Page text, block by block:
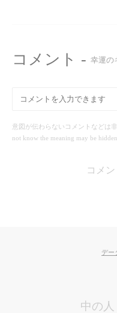
コメント - 幸運の
意図が伝わらないコメントなどは
not know the meaning may be hidden.
コメ
デー
中の人